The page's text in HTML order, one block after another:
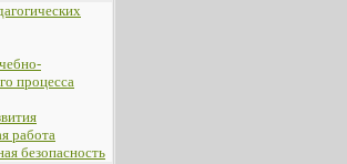
процесса
работа
безопасность